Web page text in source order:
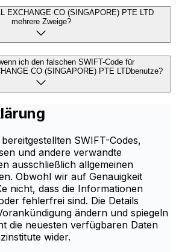
EXCHANGE CO (SINGAPORE) PTE LTD
mehrere Zweige?
ich den falschen SWIFT-Code für
CO (SINGAPORE) PTE LTDbenutze?
SWIFT-Codes,
und andere verwandte
ausschließlich allgemeinen
Obwohl wir auf Genauigkeit
nicht, dass die Informationen
fehlerfrei sind. Die Details
ändern und spiegeln
die neuesten verfügbaren Daten
wider.